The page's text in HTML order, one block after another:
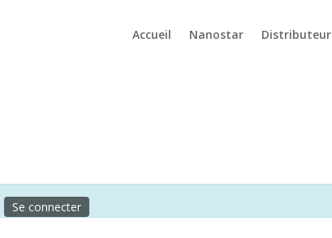
Accueil Nanostar Distributeur
Se connecter